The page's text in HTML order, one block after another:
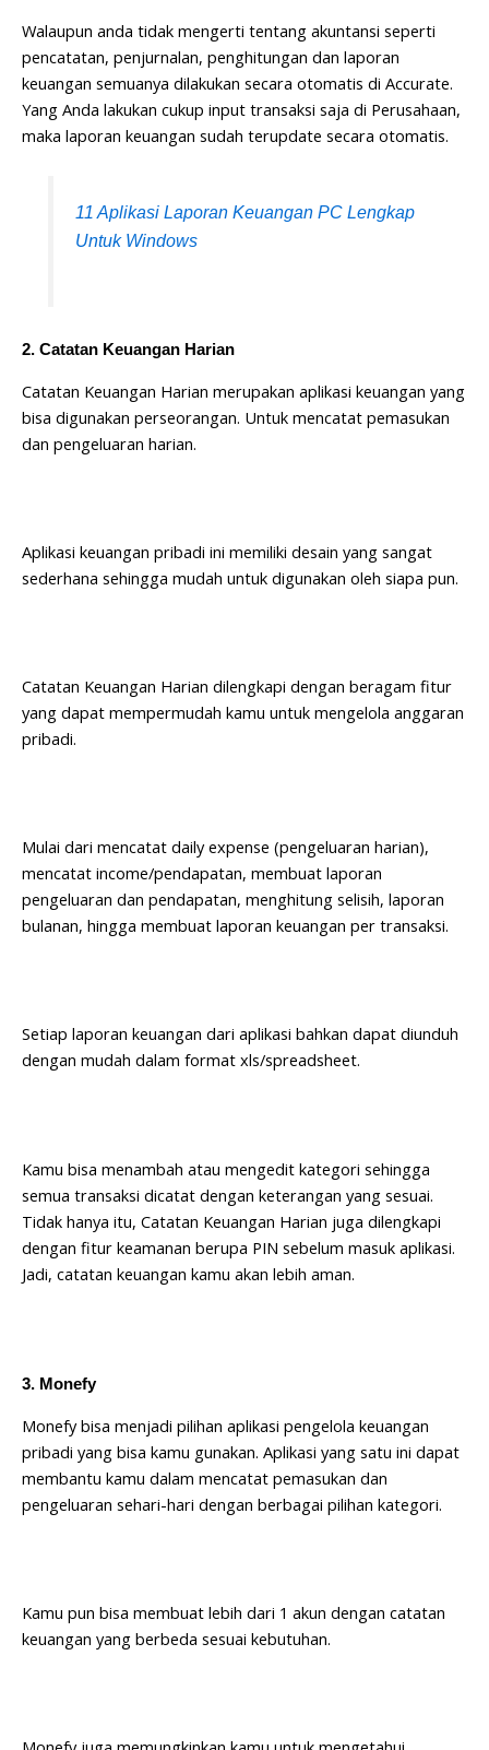
Walaupun anda tidak mengerti tentang akuntansi seperti
pencatatan, penjurnalan, penghitungan dan laporan
keuangan semuanya dilakukan secara otomatis di Accurate.
Yang Anda lakukan cukup input transaksi saja di Perusahaan,
maka laporan keuangan sudah terupdate secara otomatis.
11 Aplikasi Laporan Keuangan PC Lengkap
Untuk Windows
2. Catatan Keuangan Harian
Catatan Keuangan Harian merupakan aplikasi keuangan yang
bisa digunakan perseorangan. Untuk mencatat pemasukan
dan pengeluaran harian.
Aplikasi keuangan pribadi ini memiliki desain yang sangat
sederhana sehingga mudah untuk digunakan oleh siapa pun.
Catatan Keuangan Harian dilengkapi dengan beragam fitur
yang dapat mempermudah kamu untuk mengelola anggaran
pribadi.
Mulai dari mencatat daily expense (pengeluaran harian),
mencatat income/pendapatan, membuat laporan
pengeluaran dan pendapatan, menghitung selisih, laporan
bulanan, hingga membuat laporan keuangan per transaksi.
Setiap laporan keuangan dari aplikasi bahkan dapat diunduh
dengan mudah dalam format xls/spreadsheet.
Kamu bisa menambah atau mengedit kategori sehingga
semua transaksi dicatat dengan keterangan yang sesuai.
Tidak hanya itu, Catatan Keuangan Harian juga dilengkapi
dengan fitur keamanan berupa PIN sebelum masuk aplikasi.
Jadi, catatan keuangan kamu akan lebih aman.
3. Monefy
Monefy bisa menjadi pilihan aplikasi pengelola keuangan
pribadi yang bisa kamu gunakan. Aplikasi yang satu ini dapat
membantu kamu dalam mencatat pemasukan dan
pengeluaran sehari-hari dengan berbagai pilihan kategori.
Kamu pun bisa membuat lebih dari 1 akun dengan catatan
keuangan yang berbeda sesuai kebutuhan.